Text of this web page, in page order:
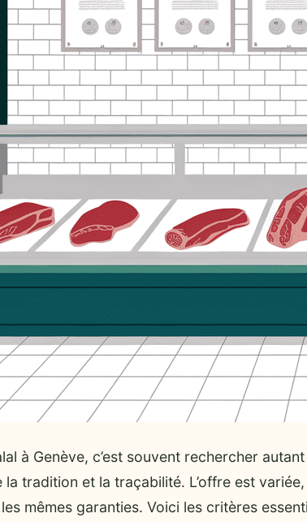
à Genève, c’est souvent rechercher
tradition et la traçabilité. L’offre est
les mêmes garanties. Voici les critères